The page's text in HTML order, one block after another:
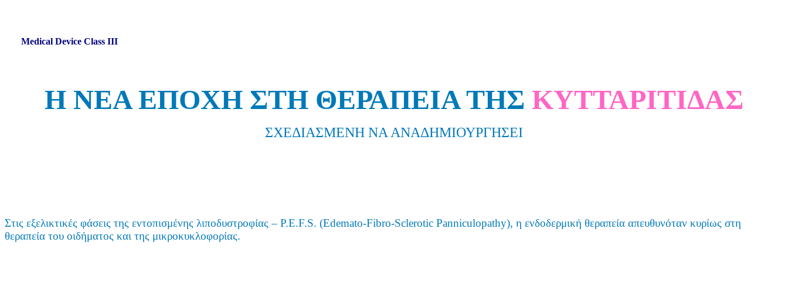
Medical Device Class III
Η ΝΕΑ ΕΠΟΧΗ ΣΤΗ ΘΕΡΑΠΕΙΑ ΤΗΣ ΚΥΤΤΑΡΙΤΙΔΑΣ
ΣΧΕΔΙΑΣΜΕΝΗ ΝΑ ΑΝΑΔΗΜΙΟΥΡΓΗΣΕΙ
Στις εξελικτικές φάσεις της εντοπισμένης λιποδυστροφίας – P.E.F.S. (Edemato-Fibro-Sclerotic Panniculopathy), η ενδοδερμική θεραπεία απευθυνόταν κυρίως στη
θεραπεία του οιδήματος και της μικροκυκλοφορίας.